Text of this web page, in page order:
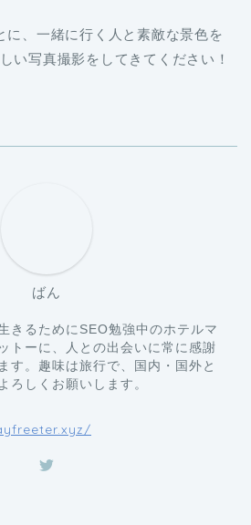
に、一緒に行く人と素敵な景色を
い写真撮影をしてきてください！
ばん
きるためにSEO勉強中のホテルマ
トーに、人との出会いに常に感謝
す。趣味は旅行で、国内・国外と
ろしくお願いします。